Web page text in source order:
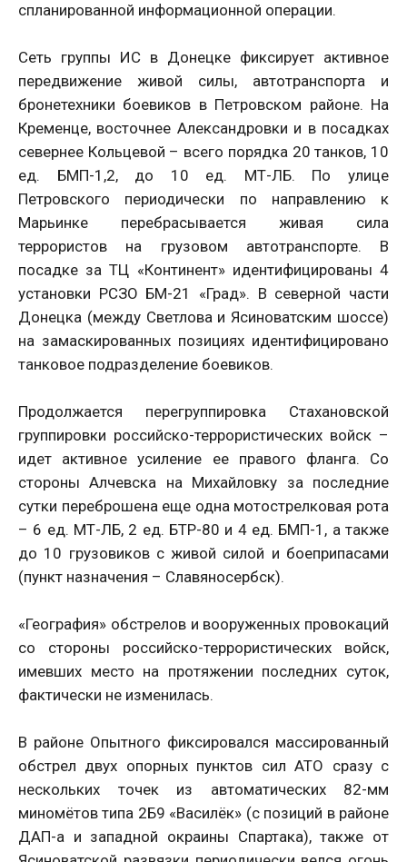
спланированной информационной операции.
Сеть группы ИС в Донецке фиксирует активное
передвижение живой силы, автотранспорта и
бронетехники боевиков в Петровском районе. На
Кременце, восточнее Александровки и в посадках
севернее Кольцевой – всего порядка 20 танков, 10
ед. БМП-1,2, до 10 ед. МТ-ЛБ. По улице
Петровского периодически по направлению к
Марьинке перебрасывается живая сила
террористов на грузовом автотранспорте. В
посадке за ТЦ «Континент» идентифицированы 4
установки РСЗО БМ-21 «Град». В северной части
Донецка (между Светлова и Ясиноватским шоссе)
на замаскированных позициях идентифицировано
танковое подразделение боевиков.
Продолжается перегруппировка Стахановской
группировки российско-террористических войск –
идет активное усиление ее правого фланга. Со
стороны Алчевска на Михайловку за последние
сутки переброшена еще одна мотострелковая рота
– 6 ед. МТ-ЛБ, 2 ед. БТР-80 и 4 ед. БМП-1, а также
до 10 грузовиков с живой силой и боеприпасами
(пункт назначения – Славяносербск).
«География» обстрелов и вооруженных провокаций
со стороны российско-террористических войск,
имевших место на протяжении последних суток,
фактически не изменилась.
В районе Опытного фиксировался массированный
обстрел двух опорных пунктов сил АТО сразу с
нескольких точек из автоматических 82-мм
миномётов типа 2Б9 «Василёк» (с позиций в районе
ДАП-а и западной окраины Спартака), также от